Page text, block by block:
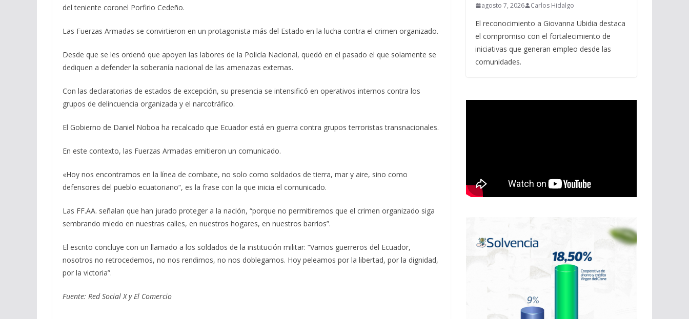
del teniente coronel Porfirio Cedeño.
Las Fuerzas Armadas se convirtieron en un protagonista más del Estado en la lucha contra el crimen organizado.
Desde que se les ordenó que apoyen las labores de la Policía Nacional, quedó en el pasado el que solamente se
dediquen a defender la soberanía nacional de las amenazas externas.
Con las declaratorias de estados de excepción, su presencia se intensificó en operativos internos contra los
grupos de delincuencia organizada y el narcotráfico.
El Gobierno de Daniel Noboa ha recalcado que Ecuador está en guerra contra grupos terroristas transnacionales.
En este contexto, las Fuerzas Armadas emitieron un comunicado.
«Hoy nos encontramos en la línea de combate, no solo como soldados de tierra, mar y aire, sino como
defensores del pueblo ecuatoriano“, es la frase con la que inicia el comunicado.
Las FF.AA. señalan que han jurado proteger a la nación, “porque no permitiremos que el crimen organizado siga
sembrando miedo en nuestras calles, en nuestros hogares, en nuestros barrios”.
El escrito concluye con un llamado a los soldados de la institución militar: “Vamos guerreros del Ecuador,
nosotros no retrocedemos, no nos rendimos, no nos doblegamos. Hoy peleamos por la libertad, por la dignidad,
por la victoria”.
Fuente: Red Social X y El Comercio
agosto 7, 2026 Carlos Hidalgo
El reconocimiento a Giovanna Ubidia destaca
el compromiso con el fortalecimiento de
iniciativas que generan empleo desde las
comunidades.